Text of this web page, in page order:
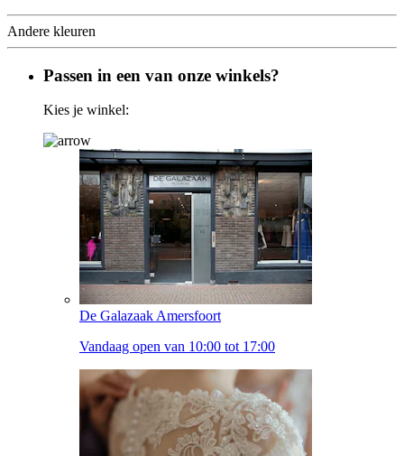
Andere kleuren
Passen in een van onze winkels?
Kies je winkel:
De Galazaak Amersfoort
Vandaag open van 10:00 tot 17:00